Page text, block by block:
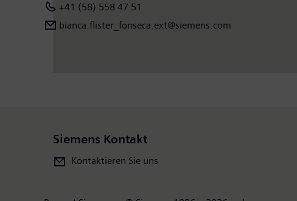
+41 (58) 558 47 51
bianca.flister_fonseca.ext@siemens.com
Siemens Kontakt
Kontaktieren Sie uns